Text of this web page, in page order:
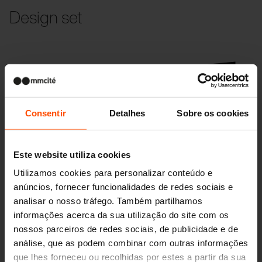
Consentir Detalhes Sobre os cookies
Este website utiliza cookies
Utilizamos cookies para personalizar conteúdo e
anúncios, fornecer funcionalidades de redes sociais e
analisar o nosso tráfego. Também partilhamos
informações acerca da sua utilização do site com os
nossos parceiros de redes sociais, de publicidade e de
análise, que as podem combinar com outras informações
que lhes forneceu ou recolhidas por estes a partir da sua
Design set
LOTLIMIT
cercas